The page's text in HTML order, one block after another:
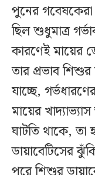
পুনের
ছিল শুধুমাত্র
কারণেই মায়ের
তার প্রভাব
যাচ্ছে,
মায়ের
ঘাটতি থাকে, তা
ডায়াবেটিসের